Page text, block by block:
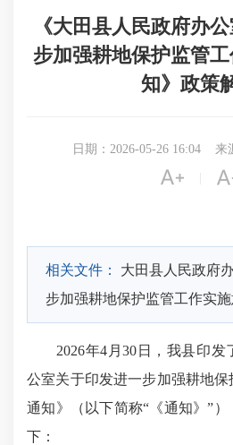
《大田县人民政府办
步加强耕地保护监管
知》政策
日期：2026-05-26 16:04 来

相关文件：
大田县人民政府
步加强耕地保护监管工作实
2026年4月30日，我县印发
公室关于印发进一步加强耕地
通知》（以下简称“《通知》”
下：